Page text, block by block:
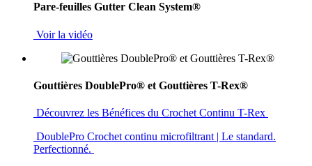
Pare-feuilles Gutter Clean System®
Voir la vidéo
Gouttières DoublePro® et Gouttières T-Rex®
Découvrez les Bénéfices du Crochet Continu T-Rex
DoublePro Crochet continu microfiltrant | Le standard.
Perfectionné.